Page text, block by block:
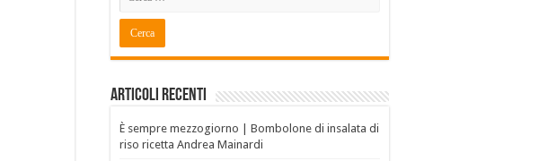
Articoli recenti
È sempre mezzogiorno | Bombolone di insalata di
riso ricetta Andrea Mainardi